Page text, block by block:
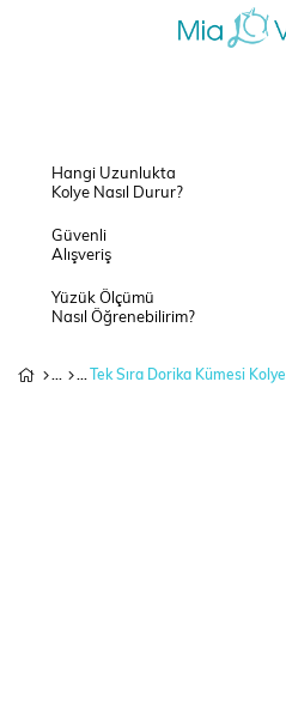
Hangi Uzunlukta
Kolye Nasıl Durur?
Güvenli
Alışveriş
Yüzük Ölçümü
Nasıl Öğrenebilirim?
Tek Sıra Dorika Kümesi Kolye